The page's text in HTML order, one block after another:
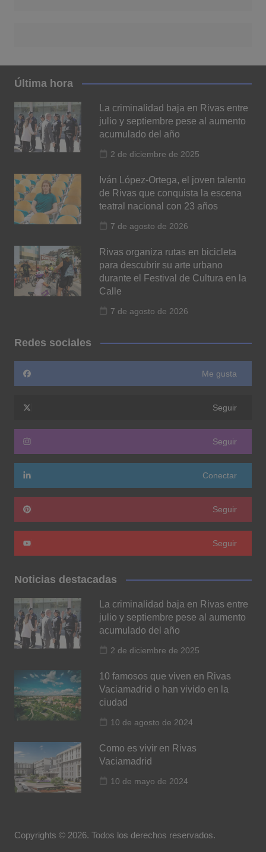
Última hora
La criminalidad baja en Rivas entre
julio y septiembre pese al aumento
acumulado del año
2 de diciembre de 2025
Iván López-Ortega, el joven talento
de Rivas que conquista la escena
teatral nacional con 23 años
7 de agosto de 2026
Rivas organiza rutas en bicicleta
para descubrir su arte urbano
durante el Festival de Cultura en la
Calle
7 de agosto de 2026
Redes sociales
Me gusta
Seguir
Seguir
Conectar
Seguir
Seguir
Noticias destacadas
La criminalidad baja en Rivas entre
julio y septiembre pese al aumento
acumulado del año
2 de diciembre de 2025
10 famosos que viven en Rivas
Vaciamadrid o han vivido en la
ciudad
10 de agosto de 2024
Como es vivir en Rivas
Vaciamadrid
10 de mayo de 2024
Copyrights © 2026. Todos los derechos reservados.